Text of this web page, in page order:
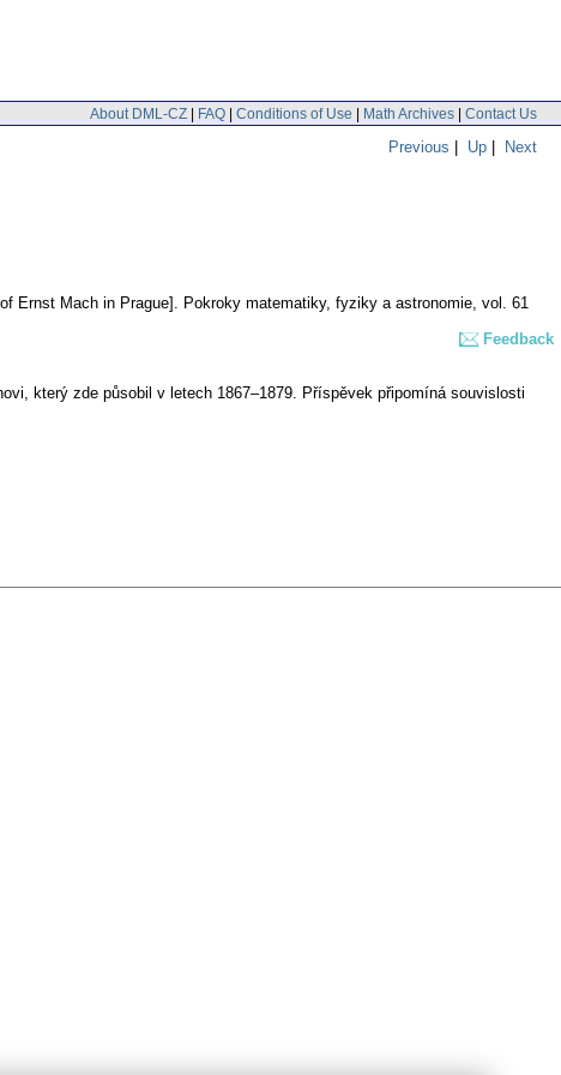
About DML-CZ | FAQ | Conditions of Use | Math Archives | Contact Us
Previous | Up | Next
Ernst Mach in Prague]. Pokroky matematiky, fyziky a astronomie, vol. 61
Feedback
který zde působil v letech 1867–1879. Příspěvek připomíná souvislosti